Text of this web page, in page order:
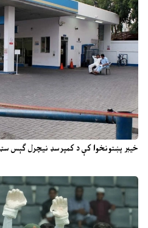
خیبر پښتونخوا کې د کمپرسډ نیچرل ګېس